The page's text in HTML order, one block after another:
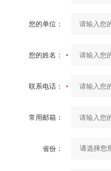
您的单位：
您的姓名：
联系电话：
常用邮箱：
省份：